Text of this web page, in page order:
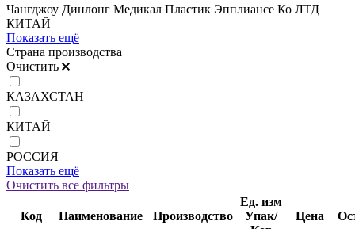
Чангджоу Динлонг Медикал Пластик Эпплиансе Ко ЛТД
КИТАЙ
Показать ещё
Страна производства
Очистить
КАЗАХСТАН
КИТАЙ
РОССИЯ
Показать ещё
Очистить все фильтры
Код Наименование Производство
Ед. изм
Упак/
Цена